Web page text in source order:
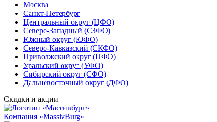
Москва
Санкт-Петербург
Центральный округ (ЦФО)
Северо-Западный (СЗФО)
Южный округ (ЮФО)
Северо-Кавказский (СКФО)
Приволжский округ (ПФО)
Уральский округ (УФО)
Сибирский округ (СФО)
Дальневосточный округ (ДФО)
Скидки и акции
Компания «MassivBurg»